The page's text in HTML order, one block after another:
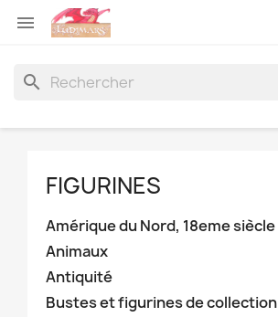

search
FIGURINES
Amérique du Nord, 18eme siècle
Animaux
Antiquité
Bustes et figurines de collection